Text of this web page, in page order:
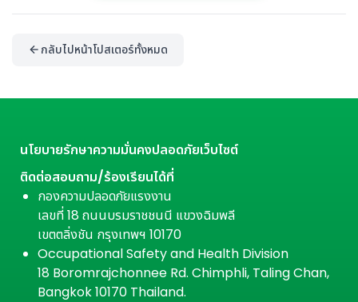
กลับไปหน้าโปสเตอร์ทั้งหมด
นโยบายรักษาความมั่นคงปลอดภัยเว็บไซต์
ติดต่อสอบถาม/ร้องเรียนได้ที่
กองความปลอดภัยแรงงาน
เลขที่ 18 ถนนบรมราชชนนี แขวงฉิมพลี
เขตตลิ่งชัน กรุงเทพฯ 10170
Occupational Safety and Health Division
18 Boromrajchonnee Rd. Chimphli, Taling Chan,
Bangkok 10170 Thailand.